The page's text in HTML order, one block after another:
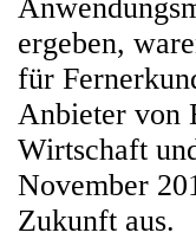
ergeben,
für
Anbieter von
Wirtschaft
November
Zukunft aus.